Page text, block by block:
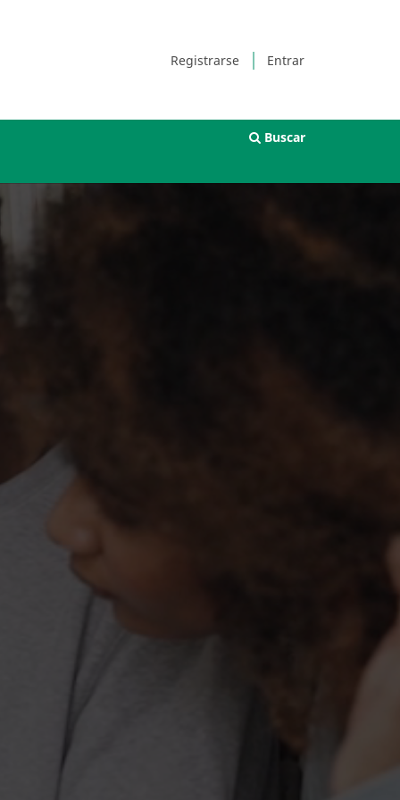
Registrarse Entrar
Buscar